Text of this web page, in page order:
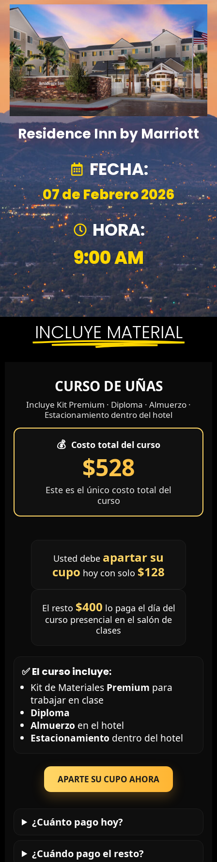
Residence Inn by Marriott
FECHA:
07 de Febrero 2026
HORA:
9:00 AM
INCLUYE MATERIAL
CURSO DE UÑAS
Incluye Kit Premium · Diploma · Almuerzo ·
Estacionamiento dentro del hotel
💰 Costo total del curso
$528
Este es el único costo total del
curso
Usted debe apartar su
cupo hoy con solo $128
El resto $400 lo paga el día del
curso presencial en el salón de
clases
✅ El curso incluye:
Kit de Materiales Premium para
trabajar en clase
Diploma
Almuerzo en el hotel
Estacionamiento dentro del hotel
APARTE SU CUPO AHORA
¿Cuánto pago hoy?
¿Cuándo pago el resto?